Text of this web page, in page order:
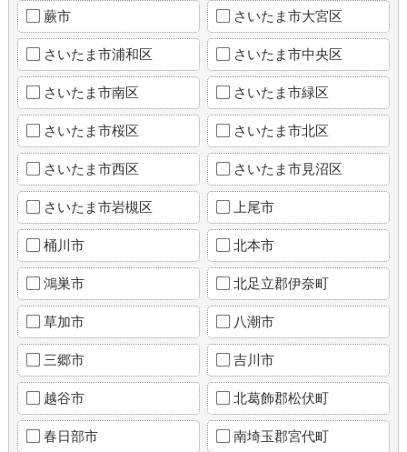
蕨市 さいたま市大宮区
さいたま市浦和区 さいたま市中央区
さいたま市南区 さいたま市緑区
さいたま市桜区 さいたま市北区
さいたま市西区 さいたま市見沼区
さいたま市岩槻区 上尾市
桶川市 北本市
鴻巣市 北足立郡伊奈町
草加市 八潮市
三郷市 吉川市
越谷市 北葛飾郡松伏町
春日部市 南埼玉郡宮代町